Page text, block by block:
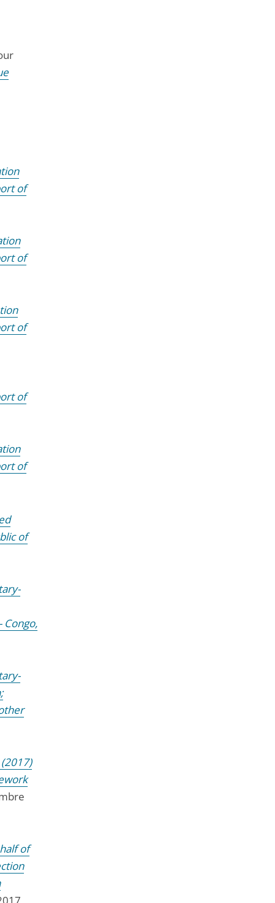
of
of
of
of
of
of
of